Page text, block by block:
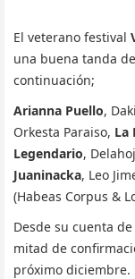
El veterano festival
una buena tanda
continuación;
Arianna Puello,
Orkesta Paraiso, La
Legendario,
Juaninacka, Leo
(Habeas Corpus &
Desde su cuenta
mitad de
próximo diciembre.